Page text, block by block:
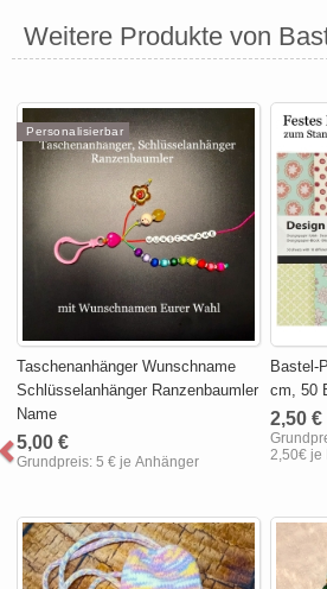
Weitere Produkte von
Personalisierbar
Taschenanhänger Wunschname
Schlüsselanhänger Ranzenbaumler
Name
5,00 €
Grundpreis:5 € je Anhänger
Bastel-
cm, 50
2,50 €
2,50€ je